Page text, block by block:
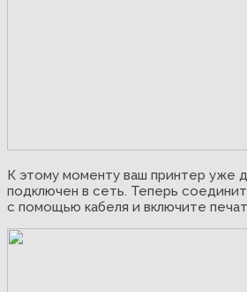
К этому моменту ваш принтер уже
подключен в сеть. Теперь
с помощью кабеля и включите